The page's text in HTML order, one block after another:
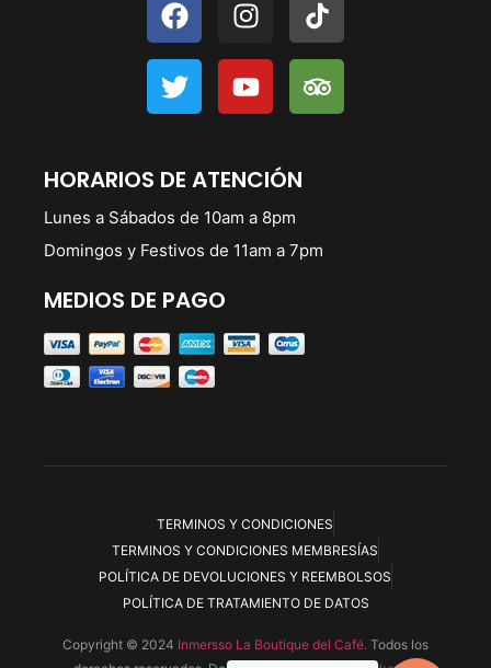
HORARIOS DE ATENCIÓN
Lunes a Sábados de 10am a 8pm
Domingos y Festivos de 11am a 7pm
MEDIOS DE PAGO
TERMINOS Y CONDICIONES
TERMINOS Y CONDICIONES MEMBRESÍAS
POLÍTICA DE DEVOLUCIONES Y REEMBOLSOS
POLÍTICA DE TRATAMIENTO DE DATOS
Copyright © 2024 Inmersso La Boutique del Café. Todos los